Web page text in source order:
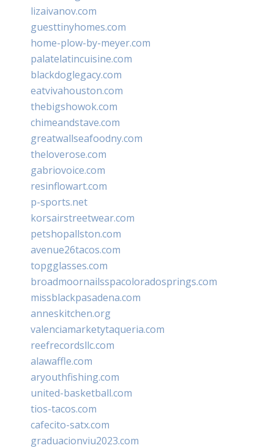
lizaivanov.com
guesttinyhomes.com
home-plow-by-meyer.com
palatelatincuisine.com
blackdoglegacy.com
eatvivahouston.com
thebigshowok.com
chimeandstave.com
greatwallseafoodny.com
theloverose.com
gabriovoice.com
resinflowart.com
p-sports.net
korsairstreetwear.com
petshopallston.com
avenue26tacos.com
topgglasses.com
broadmoornailsspacoloradosprings.com
missblackpasadena.com
anneskitchen.org
valenciamarketytaqueria.com
reefrecordsllc.com
alawaffle.com
aryouthfishing.com
united-basketball.com
tios-tacos.com
cafecito-satx.com
graduacionviu2023.com